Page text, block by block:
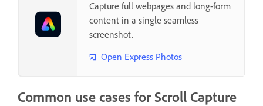
Capture full webpages and long-form
content in a single seamless
screenshot.
Open Express Photos
Common use cases for Scroll Capture